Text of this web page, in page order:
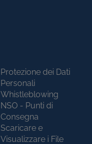
Protezione dei Dati
Personali
Whistleblowing
NSO - Punti di
Consegna
Scaricare e
Visualizzare i File